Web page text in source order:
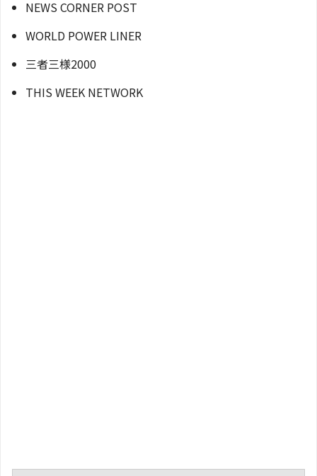
NEWS CORNER POST
WORLD POWER LINER
三者三様2000
THIS WEEK NETWORK